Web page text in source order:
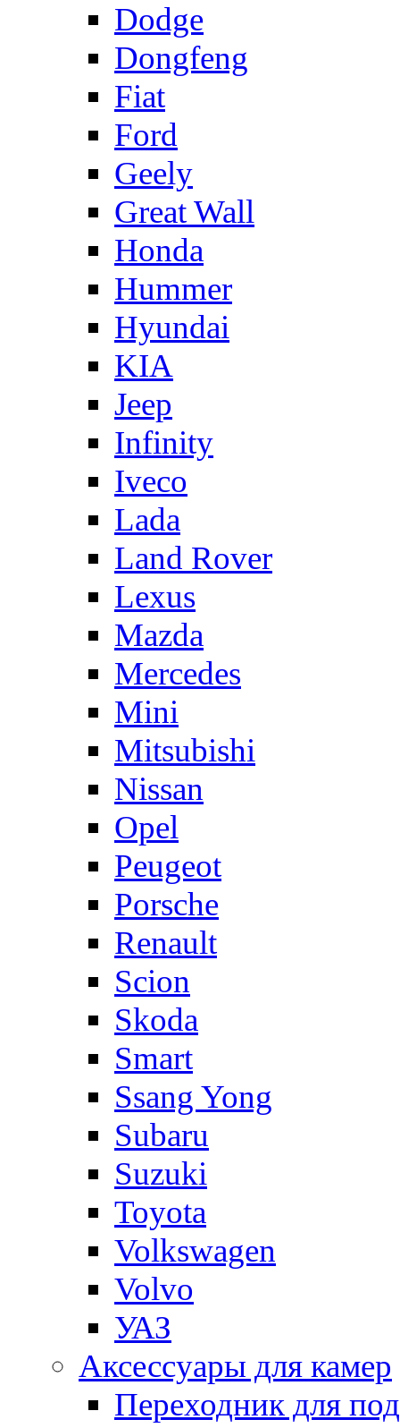
Dodge
Dongfeng
Fiat
Ford
Geely
Great Wall
Honda
Hummer
Hyundai
KIA
Jeep
Infinity
Iveco
Lada
Land Rover
Lexus
Mazda
Mercedes
Mini
Mitsubishi
Nissan
Opel
Peugeot
Porsche
Renault
Scion
Skoda
Smart
Ssang Yong
Subaru
Suzuki
Toyota
Volkswagen
Volvo
УАЗ
Аксессуары для камер
Переходник для